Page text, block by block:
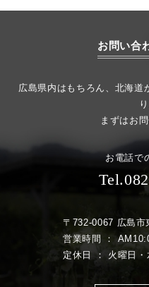
お問い合
広島県内はもちろん、北海道
まずはお
お電話で
〒732-0067 広島市
営業時間 ：
定休日 ： 火曜日・